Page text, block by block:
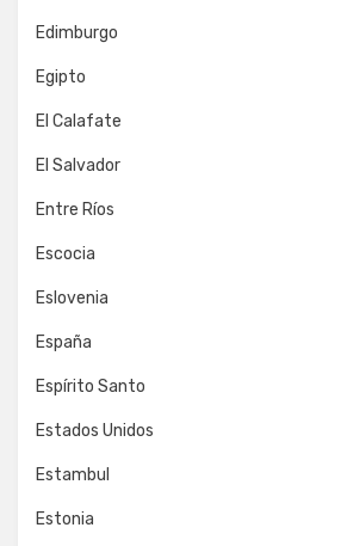
Edimburgo
Egipto
El Calafate
El Salvador
Entre Ríos
Escocia
Eslovenia
España
Espírito Santo
Estados Unidos
Estambul
Estonia